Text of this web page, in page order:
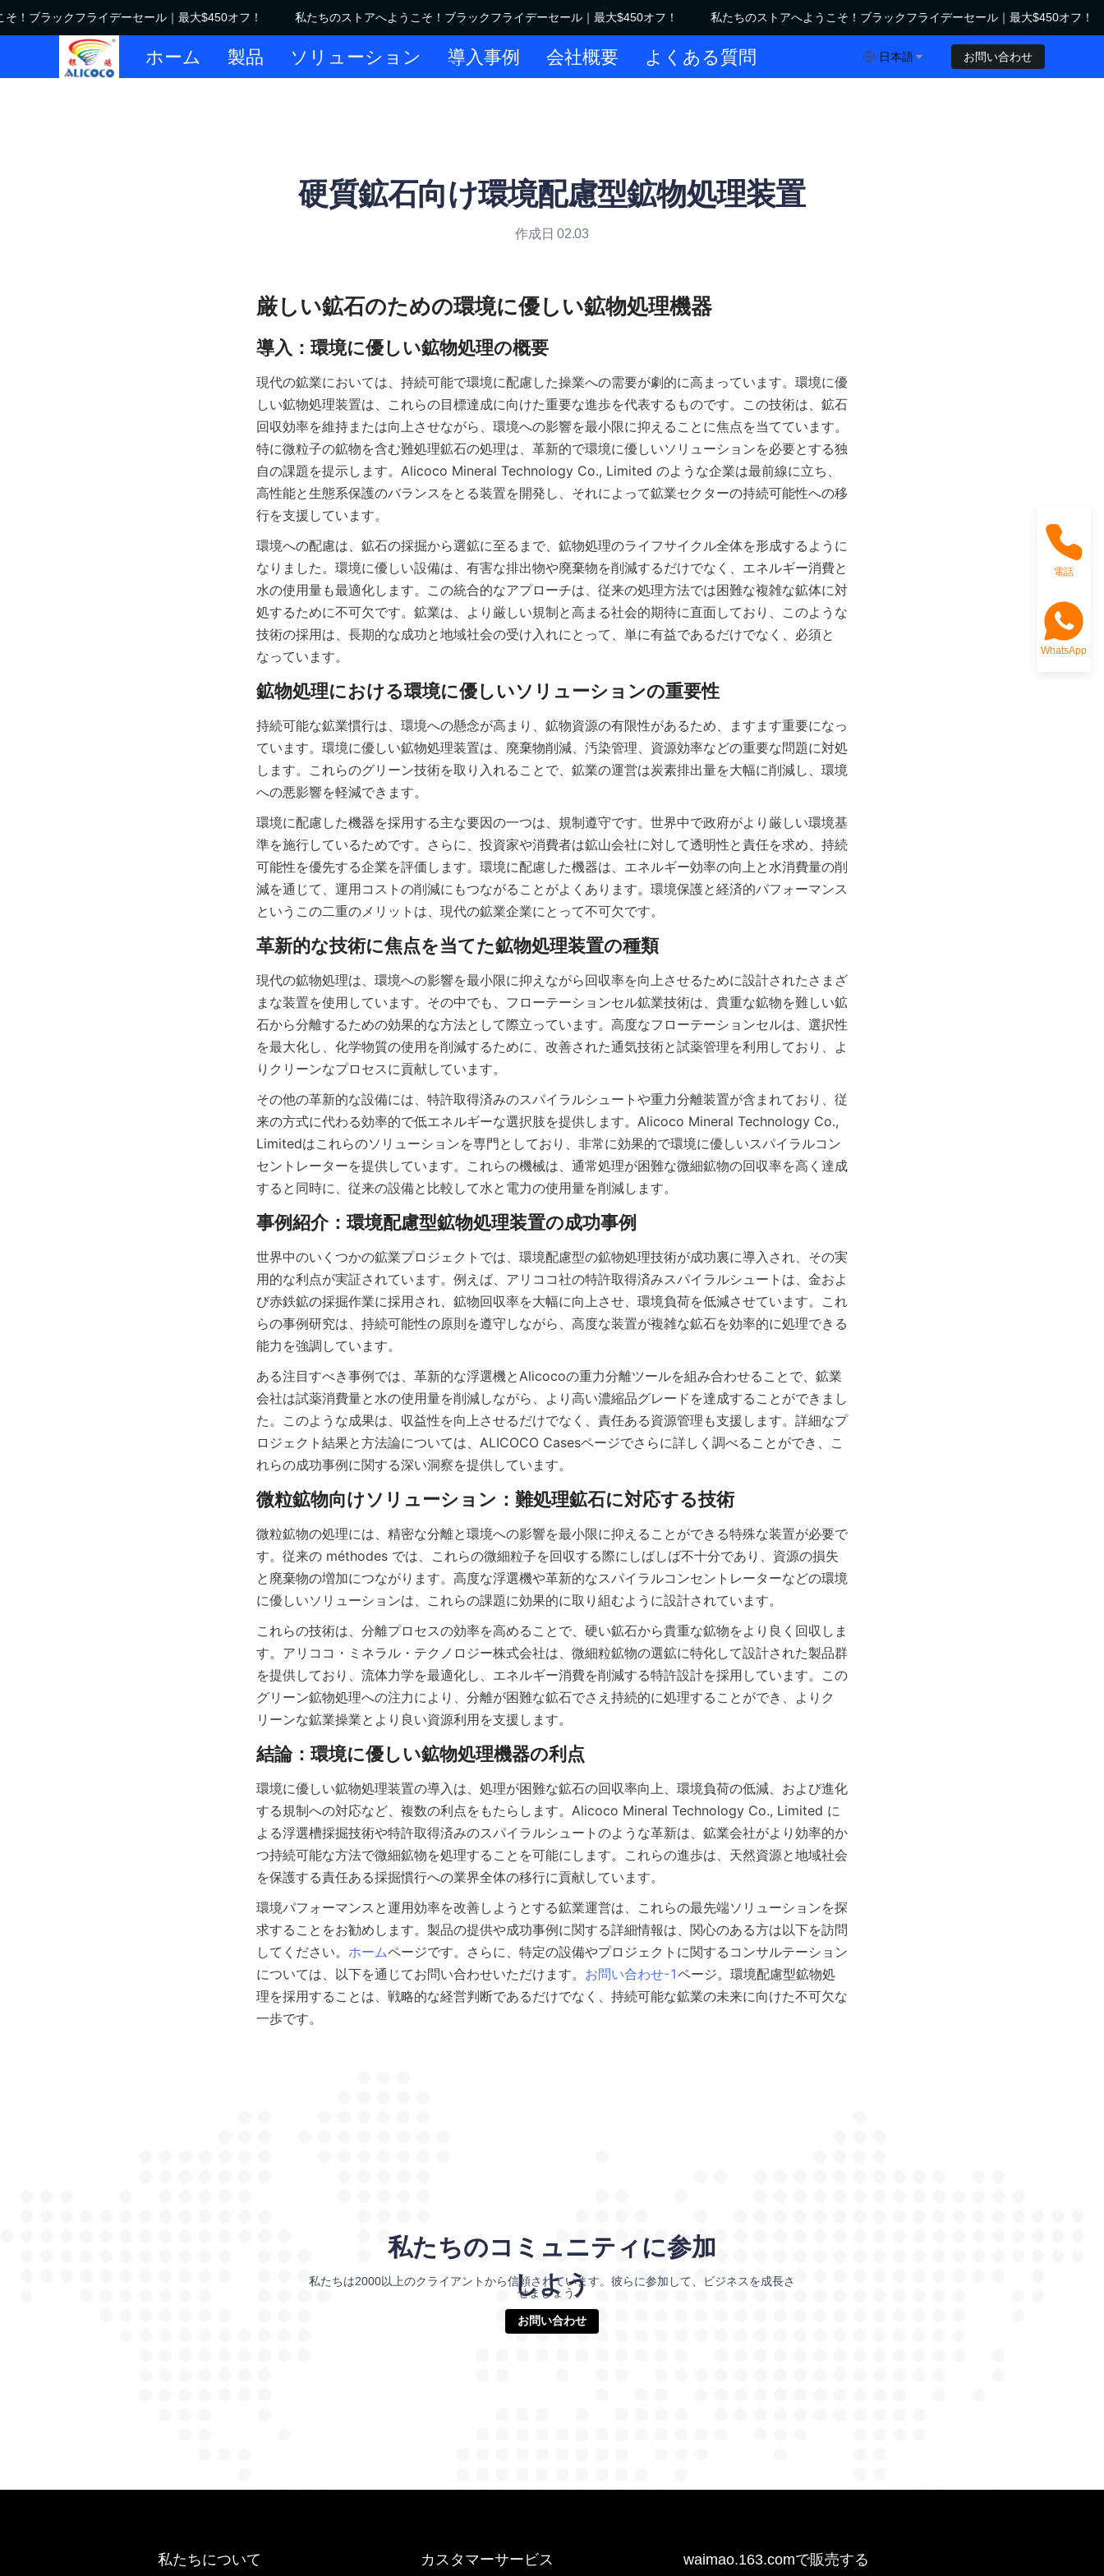
ブラックフライデーセール｜最大$450オフ！ 私たちのストアへようこそ！ブラックフライデーセール｜最大$450オフ！
私たちのストアへようこそ！ブラックフライデーセール｜最大$450オフ！
私たちのストアへようこそ！ブラックフライデーセール｜最大$450オフ！
ホーム 製品 ソリューション 導入事例 会社概要 よくある質問 日本語 お問い合わせ
硬質鉱石向け環境配慮型鉱物処理装置
作成日 02.03
現代の鉱業においては、持続可能で環境に配慮した操業への需要が劇的に高まっています。環境に優
しい鉱物処理装置は、これらの目標達成に向けた重要な進歩を代表するものです。この技術は、鉱石
回収効率を維持または向上させながら、環境への影響を最小限に抑えることに焦点を当てています。
特に微粒子の鉱物を含む難処理鉱石の処理は、革新的で環境に優しいソリューションを必要とする独
自の課題を提示します。Alicoco Mineral Technology Co., Limited のような企業は最前線に立ち、
高性能と生態系保護のバランスをとる装置を開発し、それによって鉱業セクターの持続可能性への移
行を支援しています。
環境への配慮は、鉱石の採掘から選鉱に至るまで、鉱物処理のライフサイクル全体を形成するように
なりました。環境に優しい設備は、有害な排出物や廃棄物を削減するだけでなく、エネルギー消費と
水の使用量も最適化します。この統合的なアプローチは、従来の処理方法では困難な複雑な鉱体に対
処するために不可欠です。鉱業は、より厳しい規制と高まる社会的期待に直面しており、このような
技術の採用は、長期的な成功と地域社会の受け入れにとって、単に有益であるだけでなく、必須と
なっています。
持続可能な鉱業慣行は、環境への懸念が高まり、鉱物資源の有限性があるため、ますます重要になっ
ています。環境に優しい鉱物処理装置は、廃棄物削減、汚染管理、資源効率などの重要な問題に対処
します。これらのグリーン技術を取り入れることで、鉱業の運営は炭素排出量を大幅に削減し、環境
環境に配慮した機器を採用する主な要因の一つは、規制遵守です。世界中で政府がより厳しい環境基
準を施行しているためです。さらに、投資家や消費者は鉱山会社に対して透明性と責任を求め、持続
可能性を優先する企業を評価します。環境に配慮した機器は、エネルギー効率の向上と水消費量の削
減を通じて、運用コストの削減にもつながることがよくあります。環境保護と経済的パフォーマンス
というこの二重のメリットは、現代の鉱業企業にとって不可欠です。
現代の鉱物処理は、環境への影響を最小限に抑えながら回収率を向上させるために設計されたさまざ
まな装置を使用しています。その中でも、フローテーションセル鉱業技術は、貴重な鉱物を難しい鉱
石から分離するための効果的な方法として際立っています。高度なフローテーションセルは、選択性
を最大化し、化学物質の使用を削減するために、改善された通気技術と試薬管理を利用しており、よ
その他の革新的な設備には、特許取得済みのスパイラルシュートや重力分離装置が含まれており、従
来の方式に代わる効率的で低エネルギーな選択肢を提供します。Alicoco Mineral Technology Co.,
Limitedはこれらのソリューションを専門としており、非常に効果的で環境に優しいスパイラルコン
セントレーターを提供しています。これらの機械は、通常処理が困難な微細鉱物の回収率を高く達成
世界中のいくつかの鉱業プロジェクトでは、環境配慮型の鉱物処理技術が成功裏に導入され、その実
用的な利点が実証されています。例えば、アリココ社の特許取得済みスパイラルシュートは、金およ
び赤鉄鉱の採掘作業に採用され、鉱物回収率を大幅に向上させ、環境負荷を低減させています。これ
らの事例研究は、持続可能性の原則を遵守しながら、高度な装置が複雑な鉱石を効率的に処理できる
ある注目すべき事例では、革新的な浮選機とAlicocoの重力分離ツールを組み合わせることで、鉱業
会社は試薬消費量と水の使用量を削減しながら、より高い濃縮品グレードを達成することができまし
た。このような成果は、収益性を向上させるだけでなく、責任ある資源管理も支援します。詳細なプ
ロジェクト結果と方法論については、ALICOCO Casesページでさらに詳しく調べることができ、こ
微粒鉱物の処理には、精密な分離と環境への影響を最小限に抑えることができる特殊な装置が必要で
す。従来の méthodes では、これらの微細粒子を回収する際にしばしば不十分であり、資源の損失
と廃棄物の増加につながります。高度な浮選機や革新的なスパイラルコンセントレーターなどの環境
これらの技術は、分離プロセスの効率を高めることで、硬い鉱石から貴重な鉱物をより良く回収しま
す。アリココ・ミネラル・テクノロジー株式会社は、微細粒鉱物の選鉱に特化して設計された製品群
を提供しており、流体力学を最適化し、エネルギー消費を削減する特許設計を採用しています。この
グリーン鉱物処理への注力により、分離が困難な鉱石でさえ持続的に処理することができ、よりク
リーンな鉱業操業とより良い資源利用を支援します。
環境に優しい鉱物処理装置の導入は、処理が困難な鉱石の回収率向上、環境負荷の低減、および進化
する規制への対応など、複数の利点をもたらします。Alicoco Mineral Technology Co., Limited に
よる浮選槽採掘技術や特許取得済みのスパイラルシュートのような革新は、鉱業会社がより効率的か
つ持続可能な方法で微細鉱物を処理することを可能にします。これらの進歩は、天然資源と地域社会
を保護する責任ある採掘慣行への業界全体の移行に貢献しています。
環境パフォーマンスと運用効率を改善しようとする鉱業運営は、これらの最先端ソリューションを探
求することをお勧めします。製品の提供や成功事例に関する詳細情報は、関心のある方は以下を訪問
してください。 ホームページです。さらに、特定の設備やプロジェクトに関するコンサルテーション
については、以下を通じてお問い合わせいただけます。 お問い合わせ-1ページ。環境配慮型鉱物処
理を採用することは、戦略的な経営判断であるだけでなく、持続可能な鉱業の未来に向けた不可欠な
私たちのコミュニティに参加
しよう
私たちは2000以上のクライアントから信頼されています。彼らに参加して、ビジネスを成長さ
せましょう。
お問い合わせ
私たちについて カスタマーサービス waimao.163.comで販売する
電話
WhatsApp